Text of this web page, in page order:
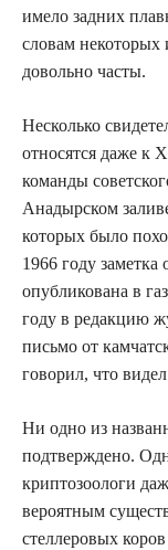
имело задних
словам некоторых
довольно часты.
Несколько
относятся даже к
команды
Анадырском
которых было
1966 году
опубликована в
году в редакцию
письмо от
говорил, что
Ни одно из
подтверждено.
криптозоологи
вероятным
стеллеровых